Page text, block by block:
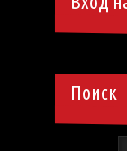
Поиск